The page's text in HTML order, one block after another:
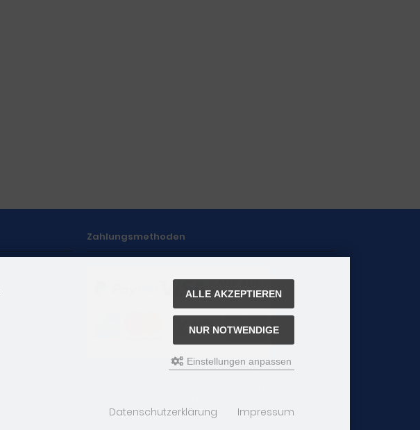
Zahlungsmethoden
ALLE AKZEPTIEREN
NUR NOTWENDIGE
Einstellungen anpassen
Datenschutzerklärung Impressum